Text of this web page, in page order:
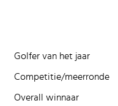
Golfer van het jaar
Competitie/meerronde
Overall winnaar